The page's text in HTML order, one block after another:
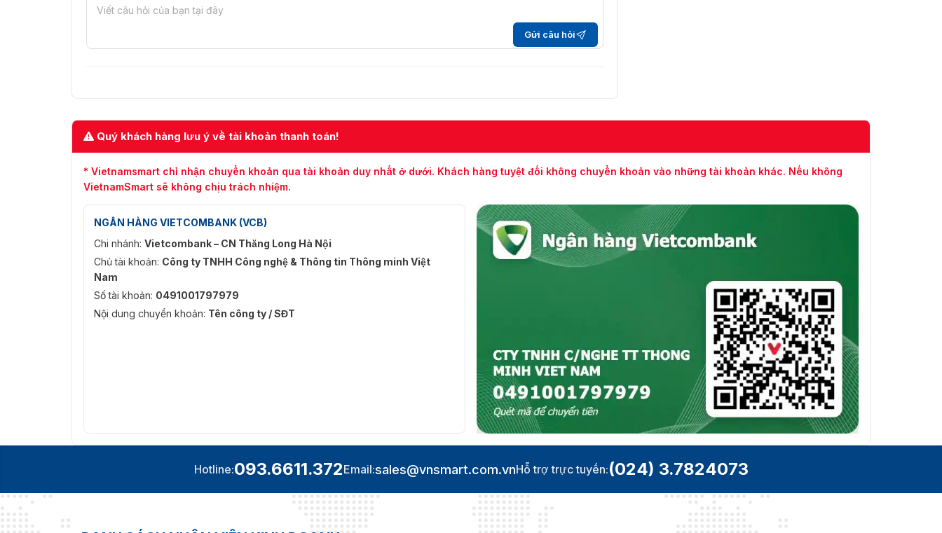
Gửi câu hỏi
Quý khách hàng lưu ý về tài khoản thanh toán!
* Vietnamsmart chỉ nhận chuyển khoản qua tài khoản duy nhất ở dưới. Khách hàng tuyệt đối không chuyển khoản vào những tài khoản khác. Nếu không
VietnamSmart sẽ không chịu trách nhiệm.
NGÂN HÀNG VIETCOMBANK (VCB)
Chi nhánh: Vietcombank – CN Thăng Long Hà Nội
Chủ tài khoản: Công ty TNHH Công nghệ & Thông tin Thông minh Việt
Nam
Số tài khoản: 0491001797979
Nội dung chuyển khoản: Tên công ty / SĐT
Hotline:093.6611.372Email:sales@vnsmart.com.vnHỗ trợ trực tuyến:(024) 3.7824073